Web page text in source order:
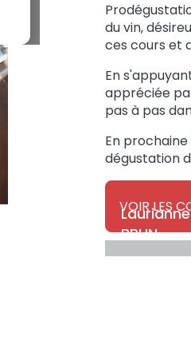
du vin,
ces cours et
En
appréciée
pas à pas
En
dégustation
VOIR LES
Laurianne
BRUN